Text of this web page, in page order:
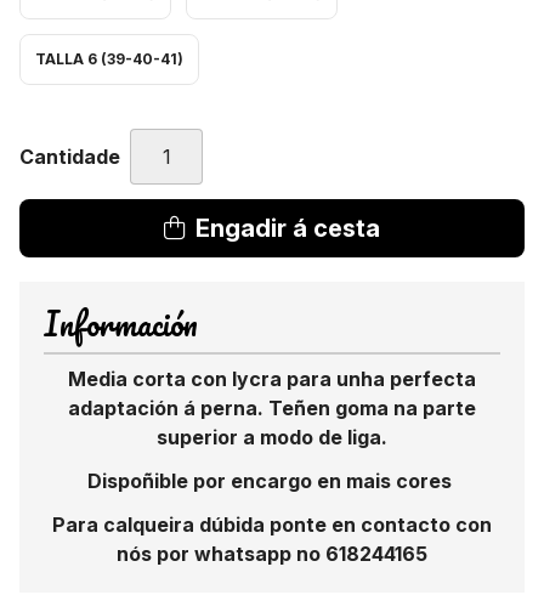
TALLA 6 (39-40-41)
Cantidade
Engadir á cesta
Información
Media corta con lycra para unha perfecta
adaptación á perna. Teñen goma na parte
superior a modo de liga.
Dispoñible por encargo en mais cores
Para calqueira dúbida ponte en contacto con
nós por whatsapp no 618244165